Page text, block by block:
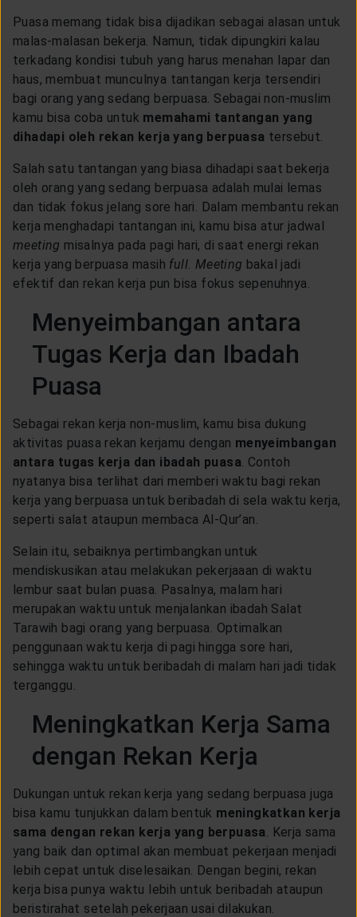
Puasa memang tidak bisa dijadikan sebagai alasan untuk
malas-malasan bekerja. Namun, tidak dipungkiri kalau
terkadang kondisi tubuh yang harus menahan lapar dan
haus, membuat munculnya tantangan kerja tersendiri
bagi orang yang sedang berpuasa. Sebagai non-muslim
kamu bisa coba untuk memahami tantangan yang
dihadapi oleh rekan kerja yang berpuasa tersebut.
Salah satu tantangan yang biasa dihadapi saat bekerja
oleh orang yang sedang berpuasa adalah mulai lemas
dan tidak fokus jelang sore hari. Dalam membantu rekan
kerja menghadapi tantangan ini, kamu bisa atur jadwal
meeting misalnya pada pagi hari, di saat energi rekan
kerja yang berpuasa masih full. Meeting bakal jadi
efektif dan rekan kerja pun bisa fokus sepenuhnya.
Menyeimbangan antara
Tugas Kerja dan Ibadah
Puasa
Sebagai rekan kerja non-muslim, kamu bisa dukung
aktivitas puasa rekan kerjamu dengan menyeimbangan
antara tugas kerja dan ibadah puasa . Contoh
nyatanya bisa terlihat dari memberi waktu bagi rekan
kerja yang berpuasa untuk beribadah di sela waktu kerja,
seperti salat ataupun membaca Al-Qur’an.
Selain itu, sebaiknya pertimbangkan untuk
mendiskusikan atau melakukan pekerjaaan di waktu
lembur saat bulan puasa. Pasalnya, malam hari
merupakan waktu untuk menjalankan ibadah Salat
Tarawih bagi orang yang berpuasa. Optimalkan
penggunaan waktu kerja di pagi hingga sore hari,
sehingga waktu untuk beribadah di malam hari jadi tidak
terganggu.
Meningkatkan Kerja Sama
dengan Rekan Kerja
Dukungan untuk rekan kerja yang sedang berpuasa juga
bisa kamu tunjukkan dalam bentuk meningkatkan kerja
sama dengan rekan kerja yang berpuasa . Kerja sama
yang baik dan optimal akan membuat pekerjaan menjadi
lebih cepat untuk diselesaikan. Dengan begini, rekan
kerja bisa punya waktu lebih untuk beribadah ataupun
beristirahat setelah pekerjaan usai dilakukan.